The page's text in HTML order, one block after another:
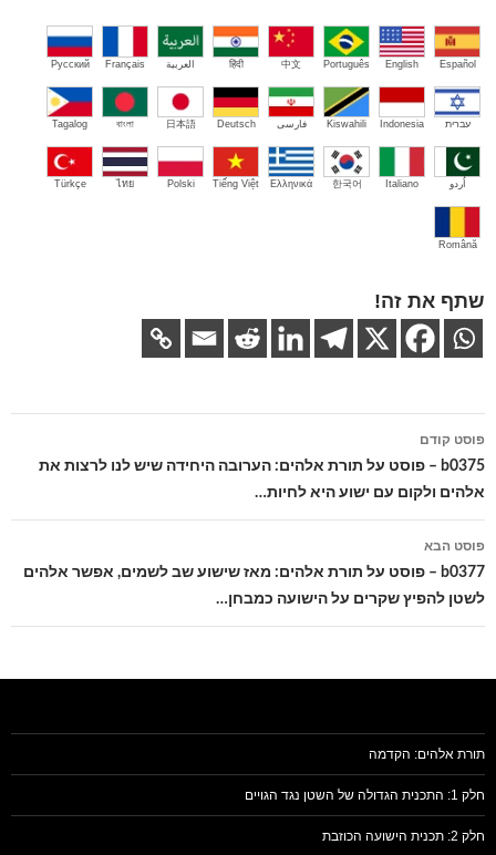
Español
English
Português
中文
हिंदी العربية Français
Русский
עברית Indonesia
Kiswahili فارسی Deutsch
日本語
বাংলা
Tagalog
اُردو Italiano
한국어
Ελληνικά
Tiếng Việt
Polski
ไทย
Türkçe
Română
שתף את זה!
ניווט
בפוסטים
פוסט קודם
b0375 – פוסט על תורת אלהים: הערובה היחידה שיש לנו לרצות את
אלהים ולקום עם ישוע היא לחיות…
פוסט הבא
b0377 – פוסט על תורת אלהים: מאז שישוע שב לשמים, אפשר אלהים
לשטן להפיץ שקרים על הישועה כמבחן…
תורת אלהים: הקדמה
חלק 1: התכנית הגדולה של השטן נגד הגויים
חלק 2: תכנית הישועה הכוזבת